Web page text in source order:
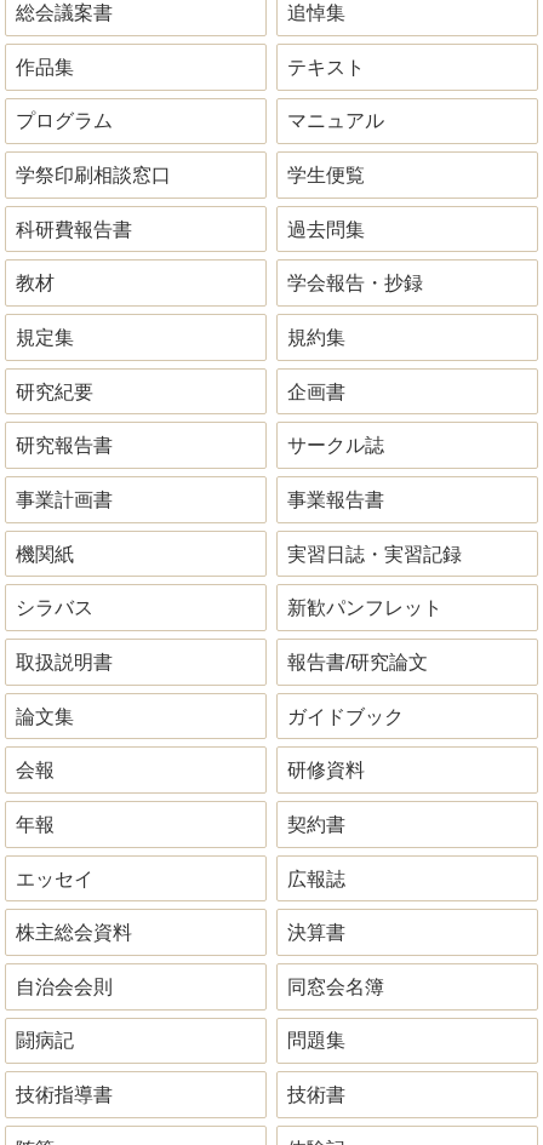
総会議案書 追悼集
作品集 テキスト
プログラム マニュアル
学祭印刷相談窓口 学生便覧
科研費報告書 過去問集
教材 学会報告・抄録
規定集 規約集
研究紀要 企画書
研究報告書 サークル誌
事業計画書 事業報告書
機関紙 実習日誌・実習記録
シラバス 新歓パンフレット
取扱説明書 報告書/研究論文
論文集 ガイドブック
会報 研修資料
年報 契約書
エッセイ 広報誌
株主総会資料 決算書
自治会会則 同窓会名簿
闘病記 問題集
技術指導書 技術書